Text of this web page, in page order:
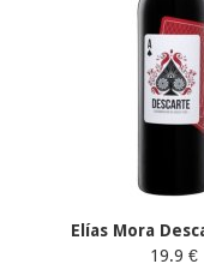
Elías Mora
19.9 €